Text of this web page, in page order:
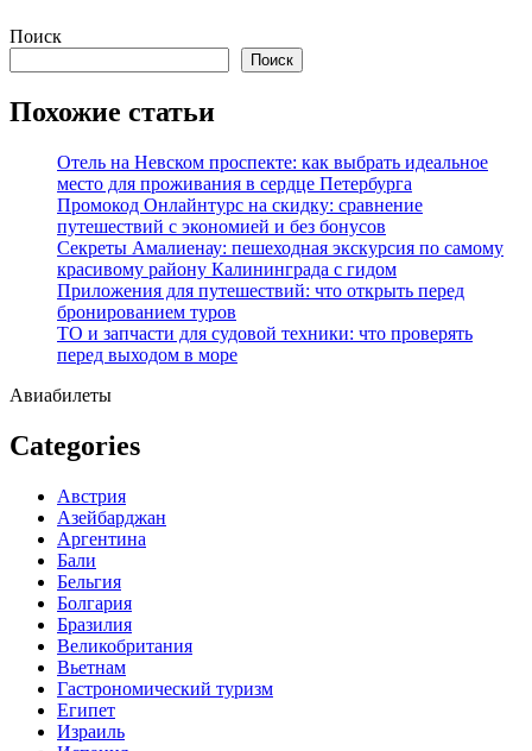
Перейти
содержимому
Поиск
Поиск
Похожие статьи
Отель на Невском проспекте: как выбрать идеальное
место для проживания в сердце Петербурга
Промокод Онлайнтурс на скидку: сравнение
путешествий с экономией и без бонусов
Секреты Амалиенау: пешеходная экскурсия по самому
красивому району Калининграда с гидом
Приложения для путешествий: что открыть перед
бронированием туров
ТО и запчасти для судовой техники: что проверять
перед выходом в море
Авиабилеты
Categories
Австрия
Азейбарджан
Аргентина
Бали
Бельгия
Болгария
Бразилия
Великобритания
Вьетнам
Гастрономический туризм
Египет
Израиль